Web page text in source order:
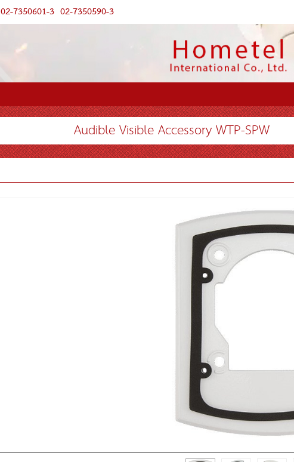
02-7350601-3 02-7350590-3
Audible Visible Accessory WTP-SPW